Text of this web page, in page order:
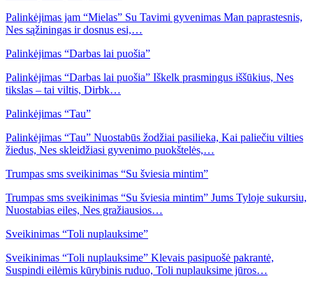
Palinkėjimas jam “Mielas” Su Tavimi gyvenimas Man paprastesnis,
Nes sąžiningas ir dosnus esi,…
Palinkėjimas “Darbas lai puošia”
Palinkėjimas “Darbas lai puošia” Iškelk prasmingus iššūkius, Nes
tikslas – tai viltis, Dirbk…
Palinkėjimas “Tau”
Palinkėjimas “Tau” Nuostabūs žodžiai pasilieka, Kai paliečiu vilties
žiedus, Nes skleidžiasi gyvenimo puokštelės,…
Trumpas sms sveikinimas “Su šviesia mintim”
Trumpas sms sveikinimas “Su šviesia mintim” Jums Tyloje sukursiu,
Nuostabias eiles, Nes gražiausios…
Sveikinimas “Toli nuplauksime”
Sveikinimas “Toli nuplauksime” Klevais pasipuošė pakrantė,
Suspindi eilėmis kūrybinis ruduo, Toli nuplauksime jūros…